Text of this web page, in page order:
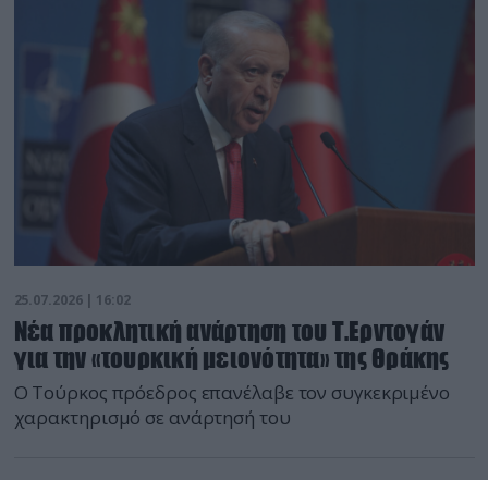
25.07.2026 | 16:02
Νέα προκλητική ανάρτηση του Τ.Ερντογάν
για την «τουρκική μειονότητα» της Θράκης
Ο Τούρκος πρόεδρος επανέλαβε τον συγκεκριμένο
χαρακτηρισμό σε ανάρτησή του